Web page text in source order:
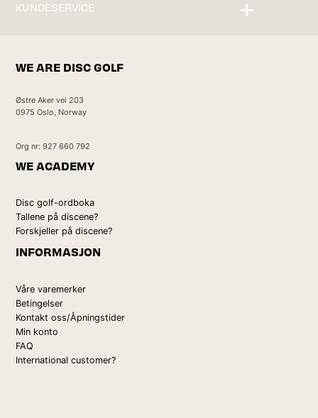
KUNDESERVICE
WE ARE DISC GOLF
Østre Aker vei 203
0975 Oslo, Norway
Org nr: 927 660 792
WE ACADEMY
Disc golf-ordboka
Tallene på discene?
Forskjeller på discene?
INFORMASJON
Våre varemerker
Betingelser
Kontakt oss/Åpningstider
Min konto
FAQ
International customer?